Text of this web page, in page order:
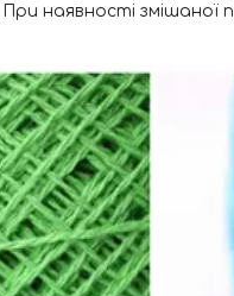
наявності змішаної